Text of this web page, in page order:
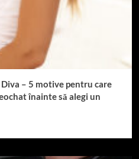
– 5 motive pentru care
înainte să alegi un